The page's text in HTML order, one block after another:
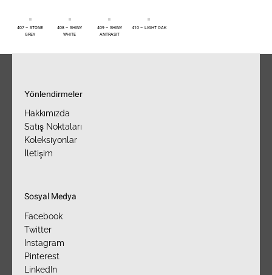
407 – STONE
GREY
408 – SHINY
WHITE
409 – SHINY
ANTRASIT
410 – LIGHT OAK
Yönlendirmeler
Hakkımızda
Satış Noktaları
Koleksiyonlar
İletişim
Sosyal Medya
Facebook
Twitter
Instagram
Pinterest
LinkedIn